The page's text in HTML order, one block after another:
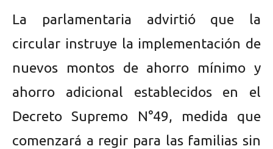
La parlamentaria advirtió que la
circular instruye la implementación de
nuevos montos de ahorro mínimo y
ahorro adicional establecidos en el
Decreto Supremo N°49, medida que
comenzará a regir para las familias sin